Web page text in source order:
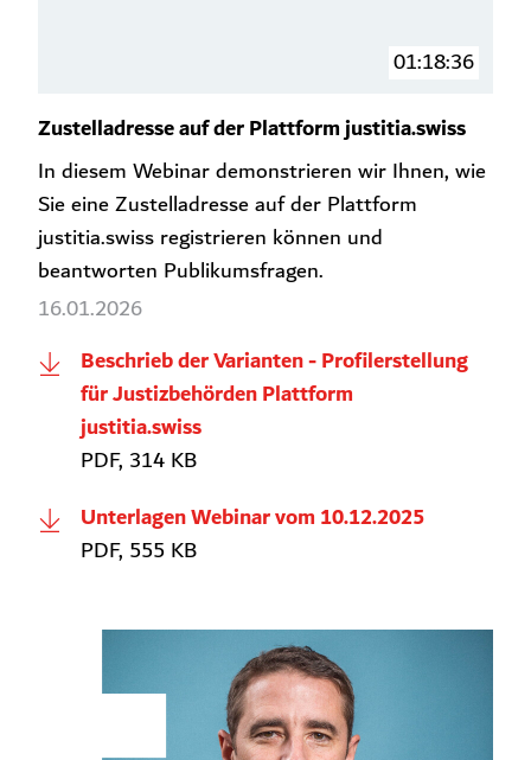
01:18:36
Zustelladresse auf der Plattform justitia.swiss
In diesem Webinar demonstrieren wir Ihnen, wie
Sie eine Zustelladresse auf der Plattform
justitia.swiss registrieren können und
beantworten Publikumsfragen.
16.01.2026
Beschrieb der Varianten - Profilerstellung
für Justizbehörden Plattform
justitia.swiss
PDF, 314 KB
Unterlagen Webinar vom 10.12.2025
PDF, 555 KB